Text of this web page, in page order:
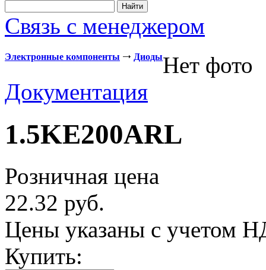
Связь с менеджером
Электронные компоненты ДиодыНет фото
Документация
1.5KE200ARL
Розничная цена
22.32 руб.
Цены указаны с учетом
Купить: